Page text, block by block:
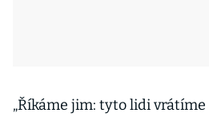
„Říkáme jim: tyto lidi